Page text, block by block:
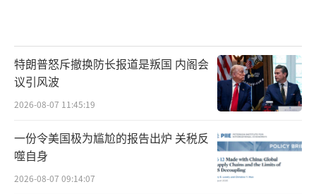
特朗普怒斥撤换防长报道是叛国 内阁会
议引风波
2026-08-07 11:45:19
一份令美国极为尴尬的报告出炉 关税反
噬自身
2026-08-07 09:14:07